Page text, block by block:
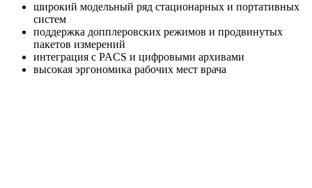
широкий модельный ряд стационарных и портативных
систем
поддержка допплеровских режимов и продвинутых
пакетов измерений
интеграция с PACS и цифровыми архивами
высокая эргономика рабочих мест врача